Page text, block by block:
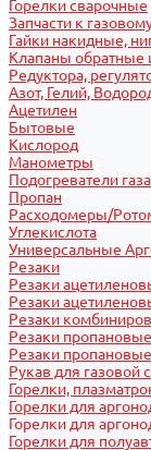
Горелки сварочные
Запчасти к
Гайки накидные,
Клапаны обратные
Редуктора,
Азот, Гелий,
Ацетилен
Бытовые
Кислород
Манометры
Подогреватели газа
Пропан
Расходомеры/
Углекислота
Универсальные
Резаки
Резаки
Резаки
Резаки
Резаки
Резаки
Рукав для газовой
Горелки,
Горелки для
Горелки для
Горелки для